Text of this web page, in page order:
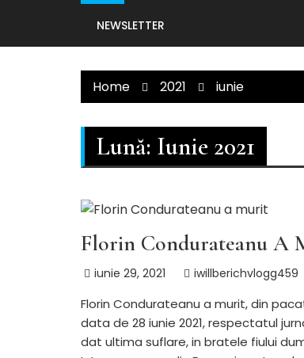
NEWSLETTER
Home 2021 iunie
Lună: Iunie 2021
Florin Condurateanu A
iunie 29, 2021 iwillberichvlogg459
Florin Condurateanu a murit, din
data de 28 iunie 2021, respectatul
dat ultima suflare, in bratele fiului